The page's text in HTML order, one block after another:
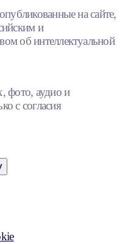
на сайте,
и
об интеллектуальной
фото, аудио и
с согласия